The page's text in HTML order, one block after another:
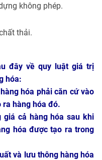
không phép.
thải.
đây về quy luật giá trị
hóa:
hóa phải căn cứ vào
hàng hóa đó.
giá cả hàng hóa sau khi
hóa được tạo ra trong
và lưu thông hàng hóa